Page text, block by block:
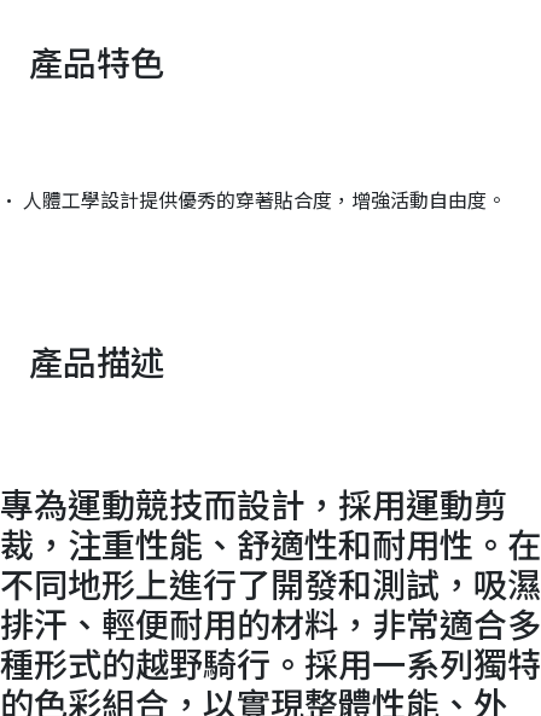
產品特色
• 人體工學設計提供優秀的穿著貼合度，增強活動自由度。
產品描述
專為運動競技而設計，採用運動剪
裁，注重性能、舒適性和耐用性。在
不同地形上進行了開發和測試，吸濕
排汗、輕便耐用的材料，非常適合多
種形式的越野騎行。採用一系列獨特
的色彩組合，以實現整體性能、外